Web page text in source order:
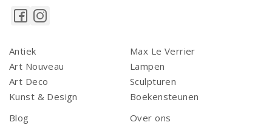
Antiek
Art Nouveau
Art Deco
Kunst & Design
Max Le Verrier
Lampen
Sculpturen
Boekensteunen
Blog
Over ons